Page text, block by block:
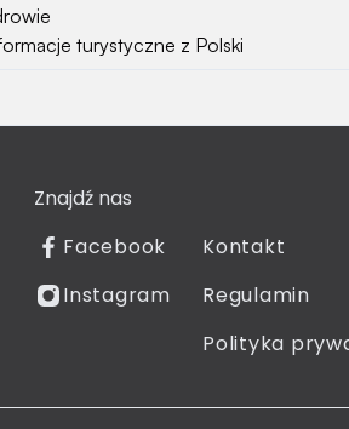
turystyczne z Polski
i Hobby
nożna
Znajdź nas
Facebook
Instagram
Kontakt
Regulamin
Polityka